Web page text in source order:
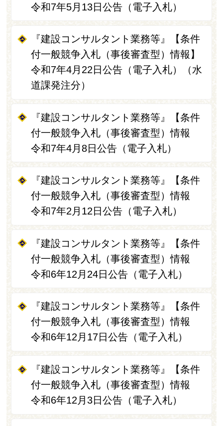
令和7年5月13日公告（電子入札）
『建設コンサルタント業務等』【条件
付一般競争入札（事後審査型）情報】
令和7年4月22日公告（電子入札）（水
道課発注分）
『建設コンサルタント業務等』【条件
付一般競争入札（事後審査型）情報
令和7年4月8日公告（電子入札）
『建設コンサルタント業務等』【条件
付一般競争入札（事後審査型）情報
令和7年2月12日公告（電子入札）
『建設コンサルタント業務等』【条件
付一般競争入札（事後審査型）情報
令和6年12月24日公告（電子入札）
『建設コンサルタント業務等』【条件
付一般競争入札（事後審査型）情報
令和6年12月17日公告（電子入札）
『建設コンサルタント業務等』【条件
付一般競争入札（事後審査型）情報
令和6年12月3日公告（電子入札）